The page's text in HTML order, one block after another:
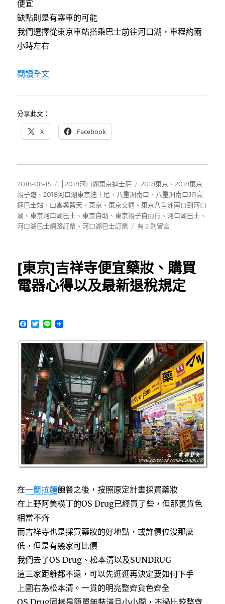
便宜
缺點則是有塞車的可能
我們選擇從東京車站搭乘巴士前往河口湖，車程約兩
小時左右
閱讀全文〈東京八重洲南口站搭乘高速巴士到河口湖（含
分享此文：
X Facebook
發
佈
日
期:
2018-08-15
分
類
╞2018河口湖東京迪士尼
標
籤
2018東京 、2018東京
親子遊 、2018河口湖東京迪士尼 、 八重洲南口 、 八重洲南口JR高
速巴士站 、 山雲與藍天 、 東京 、 東京交通 、 東京八重洲南口到河口
湖 、 東京河口湖巴士 、 東京自助 、 東京親子自由行 、河口湖巴士 、
河口湖巴士網路訂票 、河口湖巴士訂票
在
重
洲
南
高
速
巴
士
到
河
口
湖
（含
網
路
訂
票
訊）〉
中
有 2 則留言
[東京]吉祥寺便宜藥妝、購買
電器心得以及最新退稅規定
F
c
e
b
o
o
k
T
i
t
t
e
r
L
n
e
在一蘭拉麵飽餐之後，按照原定計畫採買藥妝
在上野阿美橫丁的OS Drug已經買了些，但那裏貨色
相當不齊
而吉祥寺也是採買藥妝的好地點，或許價位沒那麼
低，但是有幾家可比價
我們去了OS Drug、松本清以及SUNDRUG
這三家距離都不遠，可以先逛逛再決定要如何下手
上圖右為松本清。一貫的明亮整齊貨色齊全
OS Drug同樣是簡單無裝潢且小小間，不過比較整齊